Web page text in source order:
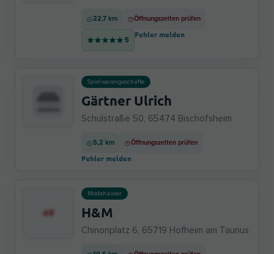
22,7 km Öffnungszeiten prüfen
5
Fehler melden
Spielwarengeschäfte
Gärtner Ulrich
Schulstraße 50, 65474 Bischofsheim
5,2 km Öffnungszeiten prüfen
Fehler melden
Modehäuser
H&M
Chinonplatz 6, 65719 Hofheim am Taunus